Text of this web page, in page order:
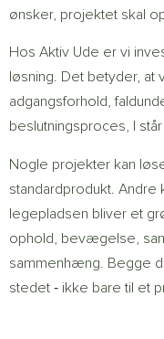
ønsker, projektet skal
Hos Aktiv Ude er vi
løsning. Det betyder, at
adgangsforhold,
beslutningsproces, I står
Nogle projekter kan
standardprodukt.
legepladsen bliver et
ophold, bevægelse,
sammenhæng. Begge
stedet ‐ ikke bare til et